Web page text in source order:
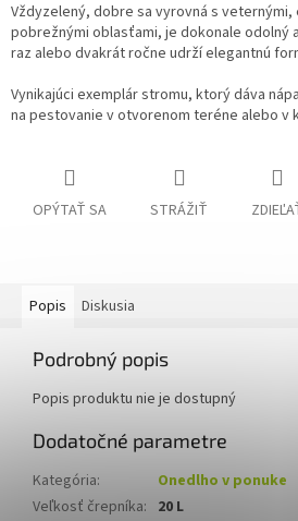
Vždyzelený, dobre sa vyrovná s veternými,
pobrežnými oblasťami, je dokonale odolný
raz alebo dvakrát ročne udrží elegantnú
Vynikajúci exemplár stromu, ktorý dáva
na pestovanie v otvorenom teréne alebo v
OPÝTAŤ SA STRÁŽIŤ
Popis Diskusia
Podrobný popis
Popis produktu nie je dostupný
Dodatočné parametre
Kategória:
Onedlho v ponuke
Veľkosť črepníka: 20 L